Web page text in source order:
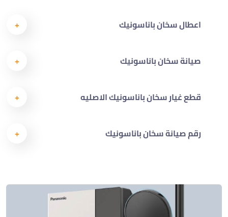
اعطال سخان باناسونيك
صيانة سخان باناسونيك
قطع غيار سخان باناسونيك الاصليه
رقم صيانة سخان باناسونيك